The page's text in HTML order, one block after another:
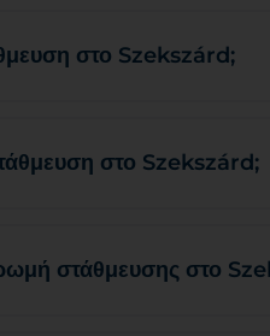
στο Szekszárd;
στο Szekszárd;
στάθμευσης στο